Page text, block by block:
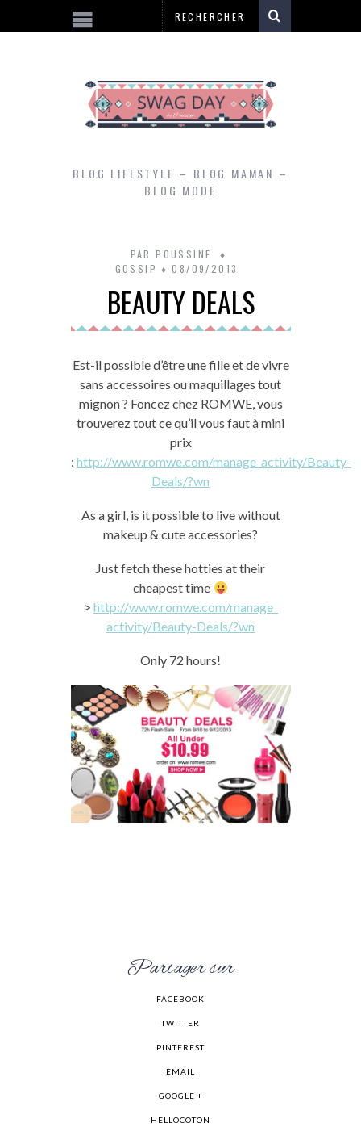
BLOG LIFESTYLE – BLOG MAMAN –
BLOG MODE
PAR POUSSINE
GOSSIP
08/09/2013
BEAUTY DEALS
Est-il possible d’être une fille et de vivre
sans accessoires ou maquillages tout
mignon ? Foncez chez ROMWE, vous
trouverez tout ce qu’il vous faut à mini
prix
: http://www.romwe.com/manage_activity/Beauty-
Deals/?wn
As a girl, is it possible to live without
makeup & cute accessories?
Just fetch these hotties at their
cheapest time
> http://www.romwe.com/manage_
activity/Beauty-Deals/?wn
Only 72 hours!
Partager sur
FACEBOOK
TWITTER
PINTEREST
EMAIL
GOOGLE +
HELLOCOTON